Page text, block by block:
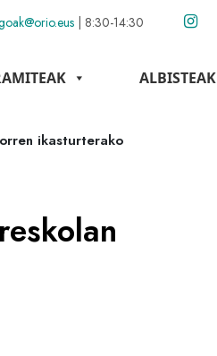
| 8:30-14:30
ALBISTEAK
ikasturterako